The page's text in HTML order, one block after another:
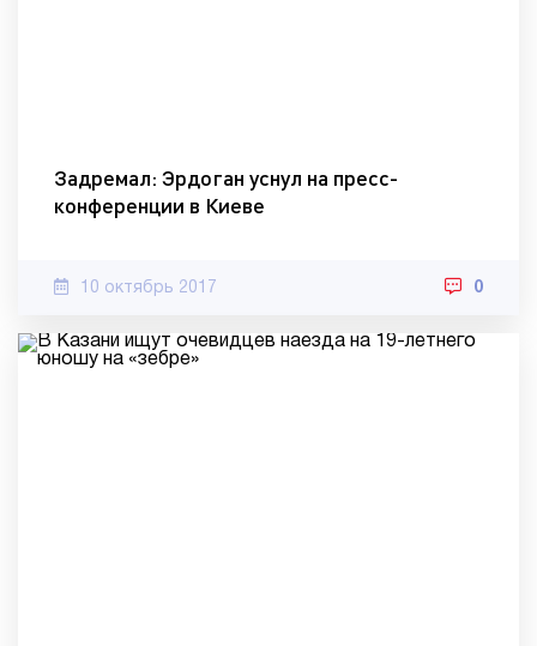
Задремал: Эрдоган уснул на пресс-
конференции в Киеве
10 октябрь 2017 0